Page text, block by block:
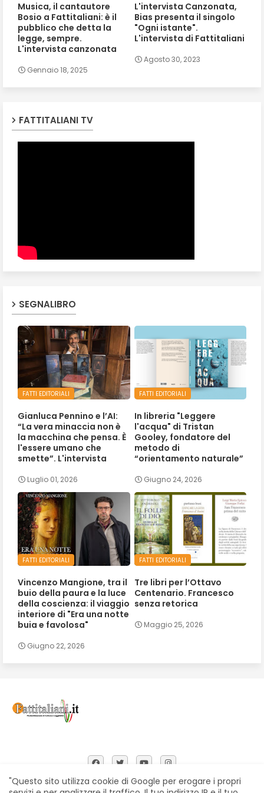
Musica, il cantautore
Bosio a Fattitaliani: è il
pubblico che detta la
legge, sempre.
L'intervista canzonata
Gennaio 18, 2025
L'intervista Canzonata,
Bias presenta il singolo
"Ogni istante".
L'intervista di Fattitaliani
Agosto 30, 2023
FATTITALIANI TV
SEGNALIBRO
FATTI EDITORIALI
Gianluca Pennino e l’AI:
“La vera minaccia non è
la macchina che pensa. È
l'essere umano che
smette”. L'intervista
Luglio 01, 2026
FATTI EDITORIALI
In libreria "Leggere
l'acqua" di Tristan
Gooley, fondatore del
metodo di
“orientamento naturale”
Giugno 24, 2026
FATTI EDITORIALI
Vincenzo Mangione, tra il
buio della paura e la luce
della coscienza: il viaggio
interiore di "Era una notte
buia e favolosa"
Giugno 22, 2026
FATTI EDITORIALI
Tre libri per l’Ottavo
Centenario. Francesco
senza retorica
Maggio 25, 2026
"Questo sito utilizza cookie di Google per erogare i propri